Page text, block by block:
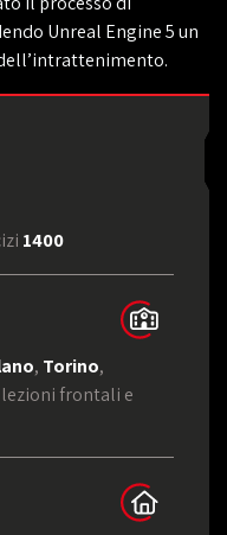
Unreal Engine 5 un
1400
, Torino,
frontali e